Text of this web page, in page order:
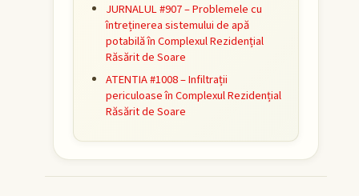
JURNALUL #907 – Problemele cu
întreținerea sistemului de apă
potabilă în Complexul Rezidențial
Răsărit de Soare
ATENTIA #1008 – Infiltrații
periculoase în Complexul Rezidențial
Răsărit de Soare